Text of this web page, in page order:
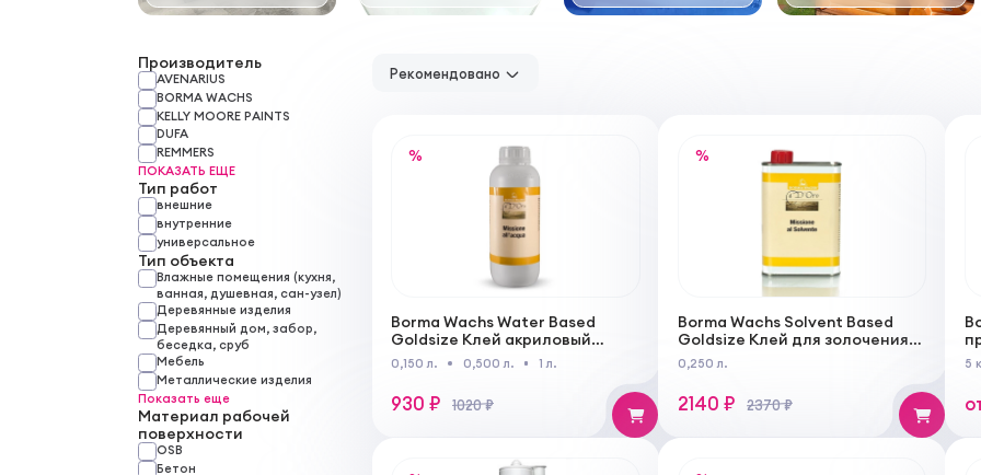
Производитель
AVENARIUS
BORMA WACHS
KELLY MOORE PAINTS
DUFA
REMMERS
ПОКАЗАТЬ ЕЩЕ
Тип работ
внешние
внутренние
универсальное
Тип объекта
Влажные помещения (кухня,
ванная, душевная, сан-узел)
Деревянные изделия
Деревянный дом, забор,
беседка, сруб
Мебель
Металлические изделия
Показать еще
Материал рабочей
поверхности
OSB
Бетон
Рекомендовано
%
Borma Wachs Water Based
Goldsize Клей акриловый
водоразбавимый для
внутренних работ
0,150 л. 0,500 л. 1 л.
930 ₽ 1020 ₽
%
Borma Wachs Solvent Based
Goldsize Клей для золочения
на основе растворителя
0,250 л.
2140 ₽ 2370 ₽
5